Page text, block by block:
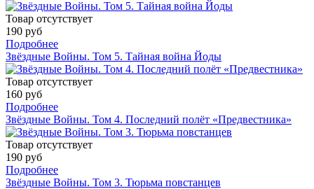
Товар отсутствует
190 руб
Подробнее
Звёздные Войны. Том 5. Тайная война Йоды
Товар отсутствует
160 руб
Подробнее
Звёздные Войны. Том 4. Последний полёт «Предвестника»
Товар отсутствует
190 руб
Подробнее
Звёздные Войны. Том 3. Тюрьма повстанцев